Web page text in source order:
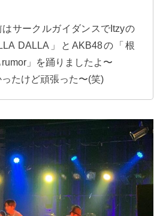
はサークルガイダンスでItzyの
DALLA」とAKB48の「根
rumor」を踊りましたよ〜
たけど頑張った〜(笑)